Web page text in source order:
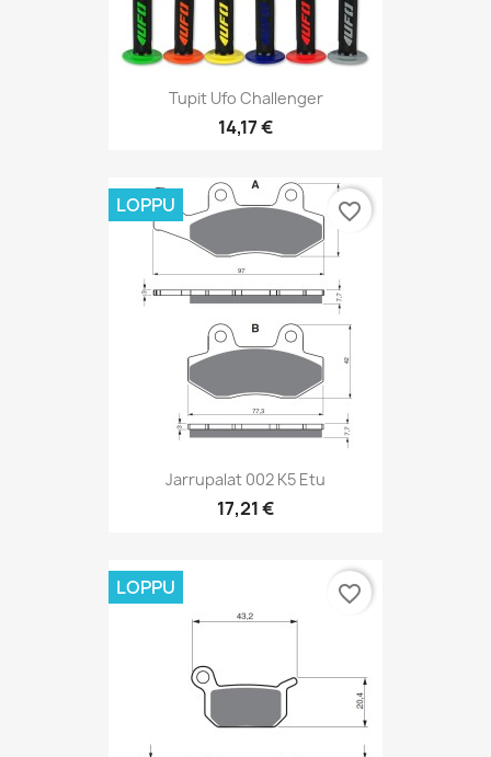
Tupit Ufo Challenger
14,17 €
Jarrupalat 002 K5 Etu
17,21 €
LOPPU favorite_border
LOPPU favorite_border